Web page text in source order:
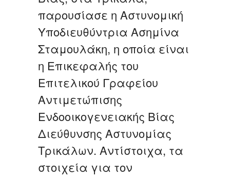
παρουσίασε η Αστυνομική
Υποδιευθύντρια Ασημίνα
Σταμουλάκη, η οποία είναι
η Επικεφαλής του
Επιτελικού Γραφείου
Αντιμετώπισης
Ενδοοικογενειακής Βίας
Διεύθυνσης Αστυνομίας
Τρικάλων. Αντίστοιχα, τα
στοιχεία για τον